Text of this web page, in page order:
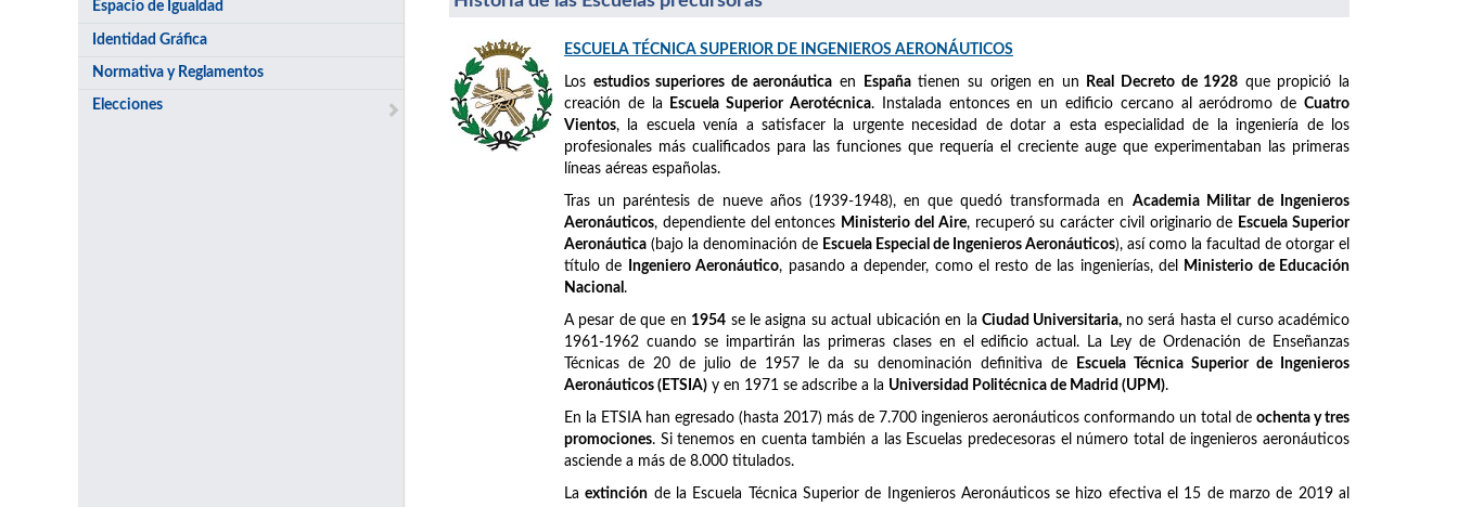
Espacio de Igualdad
Identidad Gráfica
Normativa y Reglamentos
Elecciones
ESCUELA TÉCNICA SUPERIOR DE INGENIEROS AERONÁUTICOS
Los estudios superiores de aeronáutica en Españatienen su origen en un Real Decreto de 1928 que propició la
creación de la
Escuela Superior Aerotécnica. Instalada entonces en un edificio cercano al aeródromo deCuatro
Vientos, la escuela venía a satisfacer la urgente necesidad de dotar a esta especialidad de la ingeniería de los
profesionales más cualificados para las funciones que requería el creciente auge que experimentaban las primeras
líneas aéreas españolas.
Tras un paréntesis de nueve años (1939-1948), en que quedó transformada en Academia Militar de Ingenieros
Aeronáuticos, dependiente del entonces Ministerio del Aire, recuperó su carácter civil originario de Escuela Superior
Aeronáutica (bajo la denominación de Escuela Especial de Ingenieros Aeronáuticos), así como la facultad de otorgar el
título de
Ingeniero Aeronáutico, pasando a depender, como el resto de las ingenierías, del
Ministerio de Educación
Nacional .
A pesar de que en 1954 se le asigna su actual ubicación en laCiudad Universitaria, no será hasta el curso académico
1961-1962 cuando se impartirán las primeras clases en el edificio actual. La Ley de Ordenación de Enseñanzas
Técnicas de 20 de julio de 1957 le da su denominación definitiva de
Escuela Técnica Superior de Ingenieros
Aeronáuticos (ETSIA) y en 1971 se adscribe a la Universidad Politécnica de Madrid (UPM).
En la ETSIA han egresado (hasta 2017) más de 7.700 ingenieros aeronáuticos conformando un total de ochenta y tres
promociones. Si tenemos en cuenta también a las Escuelas predecesoras el número total de ingenieros aeronáuticos
asciende a más de 8.000 titulados.
Laextinción de la Escuela Técnica Superior de Ingenieros Aeronáuticos se hizo efectiva el 15 de marzo de 2019 al